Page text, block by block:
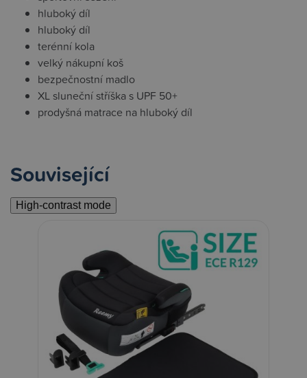
hluboký díl
hluboký díl
terénní kola
velký nákupní koš
bezpečnostní madlo
XL sluneční stříška s UPF 50+
prodyšná matrace na hluboký díl
Související
High-contrast mode